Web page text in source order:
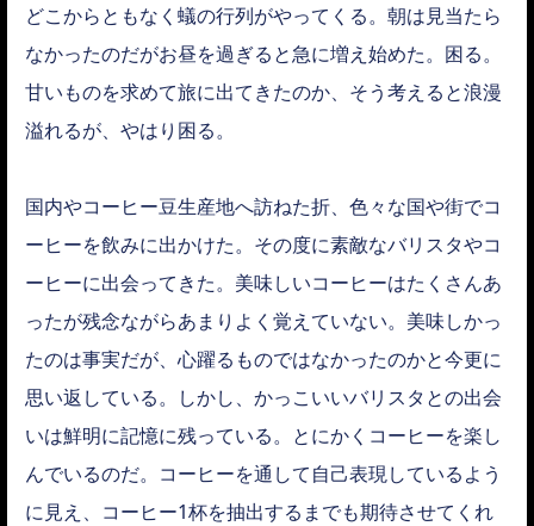
どこからともなく蟻の行列がやってくる。朝は見当たら
なかったのだがお昼を過ぎると急に増え始めた。困る。
甘いものを求めて旅に出てきたのか、そう考えると浪漫
溢れるが、やはり困る。
国内やコーヒー豆生産地へ訪ねた折、色々な国や街でコ
ーヒーを飲みに出かけた。その度に素敵なバリスタやコ
ーヒーに出会ってきた。美味しいコーヒーはたくさんあ
ったが残念ながらあまりよく覚えていない。美味しかっ
たのは事実だが、心躍るものではなかったのかと今更に
思い返している。しかし、かっこいいバリスタとの出会
いは鮮明に記憶に残っている。とにかくコーヒーを楽し
んでいるのだ。コーヒーを通して自己表現しているよう
に見え、コーヒー1杯を抽出するまでも期待させてくれ